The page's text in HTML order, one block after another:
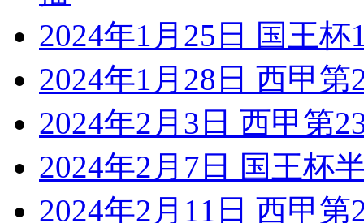
2024年1月25日 国王
2024年1月28日 西甲
2024年2月3日 西甲第
2024年2月7日 国王杯
2024年2月11日 西甲